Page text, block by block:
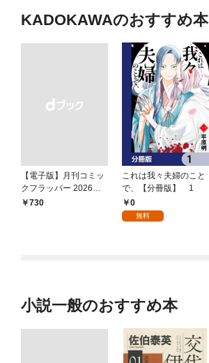
KADOKAWAのおすすめ本
【電子版】月刊コミッ
クフラッパー 2026年9
月号
￥730
これは我々夫婦のこと
で、【分冊版】 1
0
無料
小説一般のおすすめ本